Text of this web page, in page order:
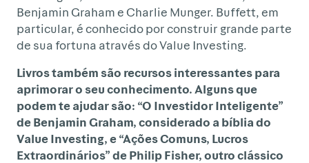
Benjamin Graham e Charlie Munger. Buffett, em
particular, é conhecido por construir grande parte
de sua fortuna através do Value Investing.
Livros também são recursos interessantes para
aprimorar o seu conhecimento. Alguns que
podem te ajudar são: “O Investidor Inteligente”
de Benjamin Graham, considerado a bíblia do
Value Investing, e “Ações Comuns, Lucros
Extraordinários” de Philip Fisher, outro clássico